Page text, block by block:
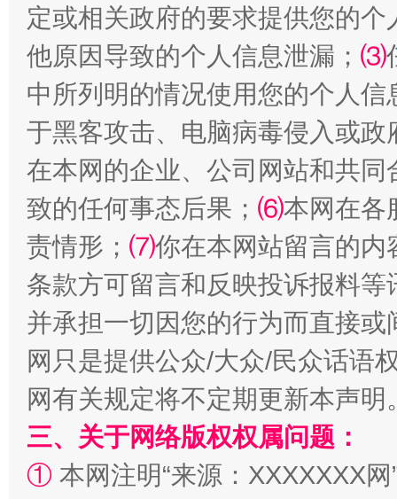
阿坝州三大球赛在茂县开幕 规模
国家大学科技园优化重塑工作
定或相关政府的要求提供您的个
他原因导致的个人信息泄漏； ⑶
中所列明的情况使用您的个人
于黑客攻击、电脑病毒侵入或
在本网的企业、公司网站和共
致的任何事态后果； ⑹本网在各
责情形； ⑺你在本网站留言的内
条款方可留言和反映投诉报料
并承担一切因您的行为而直接
网只是提供公众/大众/民众话语
网有关规定将不定期更新本声明
三、关于网络版权权属问题：
① 本网注明“来源：XXXXXXX